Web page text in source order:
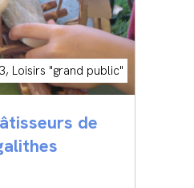
Loisirs "grand public"
de